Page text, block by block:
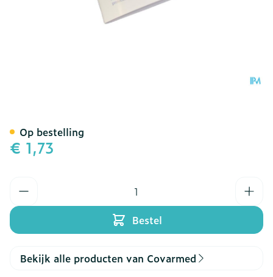
€ 1,73
Bestel
Op bestelling
Bekijk alle producten van Covarmed